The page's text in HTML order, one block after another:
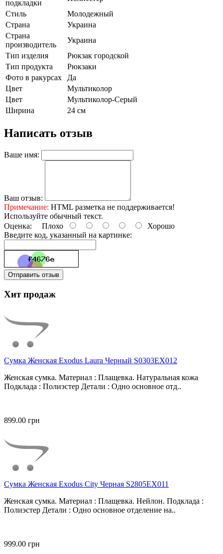
подкладки
Стиль
Молодежный
Страна
Украина
Страна
производитель
Украина
Тип изделия
Рюкзак городской
Тип продукта
Рюкзаки
Фото в ракурсах
Да
Цвет
Мультиколор
Цвет
Мультиколор-Серый
Ширина
24 см
Написать отзыв
Ваше имя:
Ваш отзыв:
Примечание: HTML разметка не поддерживается!
Используйте обычный текст.
Оценка: Плохо
Хорошо
Введите код, указанный на картинке:
Отправить отзыв
Хит продаж
Сумка Женская Exodus Laura Черный S0303EX012
Женская сумка. Материал : Плащевка. Натуральная кожа
Подклада : Полиэстер Детали : Одно основное отд..
899.00 грн
Сумка Женская Exodus City Черная S2805EX011
Женская сумка. Материал : Плащевка. Нейлон. Подклада :
Полиэстер Детали : Одно основное отделение на..
999.00 грн